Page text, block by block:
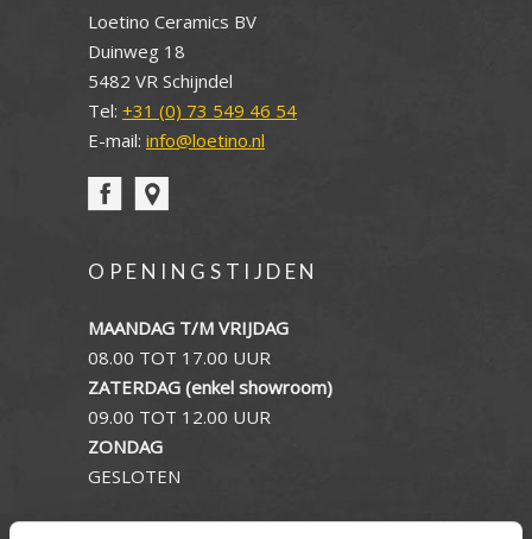
Loetino Ceramics BV
Duinweg 18
5482 VR Schijndel
Tel: +31 (0) 73 549 46 54
E-mail: info@loetino.nl
OPENINGSTIJDEN
MAANDAG T/M VRIJDAG
08.00 TOT 17.00 UUR
ZATERDAG (enkel showroom)
09.00 TOT 12.00 UUR
ZONDAG
GESLOTEN